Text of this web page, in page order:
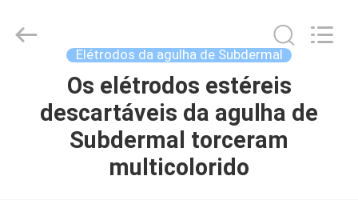
PRODUTOS
Electronics
Co.,Ltd..
Elétrodos da agulha de Subdermal
Os elétrodos estéreis
descartáveis da agulha de
Subdermal torceram
multicolorido